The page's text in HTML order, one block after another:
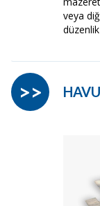
veya
düzenlik
>>